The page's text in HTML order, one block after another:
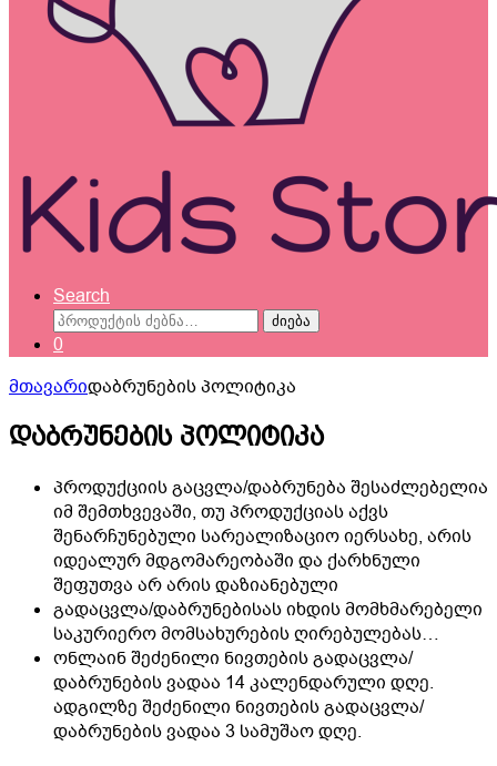
Search
ძებნა:
ძიება
0
მთავარიდაბრუნების პოლიტიკა
დაბრუნების პოლიტიკა
პროდუქციის გაცვლა/დაბრუნება შესაძლებელია
იმ შემთხვევაში, თუ პროდუქციას აქვს
შენარჩუნებული სარეალიზაციო იერსახე, არის
იდეალურ მდგომარეობაში და ქარხნული
შეფუთვა არ არის დაზიანებული
გადაცვლა/დაბრუნებისას იხდის მომხმარებელი
საკურიერო მომსახურების ღირებულებას…
ონლაინ შეძენილი ნივთების გადაცვლა/
დაბრუნების ვადაა 14 კალენდარული დღე.
ადგილზე შეძენილი ნივთების გადაცვლა/
დაბრუნების ვადაა 3 სამუშაო დღე.